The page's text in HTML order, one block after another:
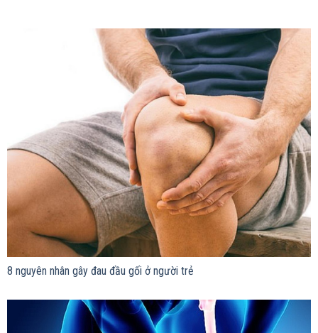
8 nguyên nhân gây đau đầu gối ở người trẻ